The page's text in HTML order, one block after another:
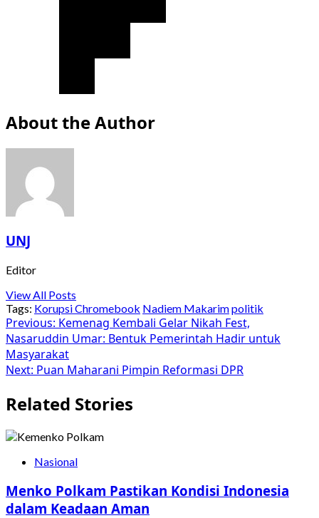
About the Author
UNJ
Editor
View All Posts
Tags: Korupsi Chromebook Nadiem Makarimpolitik
Post
navigation
Previous: Kemenag Kembali Gelar Nikah Fest,
Nasaruddin Umar: Bentuk Pemerintah Hadir untuk
Masyarakat
Next: Puan Maharani Pimpin Reformasi DPR
Related Stories
Nasional
Menko Polkam Pastikan Kondisi Indonesia
dalam Keadaan Aman